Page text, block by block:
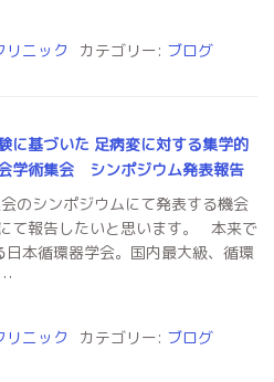
リニック カテゴリー: ブログ
に基づいた 足病変に対する集学的
学術集会 シンポジウム発表報告
のシンポジウムにて発表する機会
て報告したいと思います。 本来で
本循環器学会。国内最大級、循環
リニック カテゴリー: ブログ